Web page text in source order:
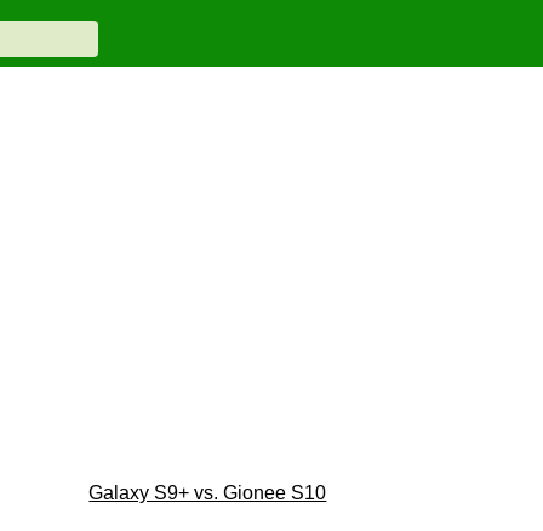
Galaxy S9+ vs. Gionee S10